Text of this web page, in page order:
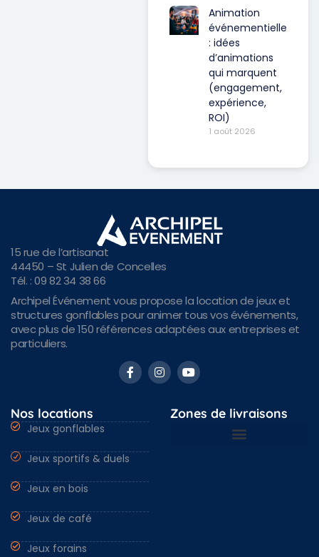
Animation
événementielle
: idées
d’animations
qui marquent
(engagement,
expérience,
ROI)
1 août 2026
15 rue de l’artisanat
44450 – St Julien de Concelles
Tél. : 09 82 34 38 66
Archipel Événement vous propose la location de jeux et
structures gonflables pour animer tous vos événements,
avec plus de 150 références adaptées aux entreprises et
particuliers.
Nos locations
Jeux gonflables
Jeux sportifs & duels
Jeux en bois
Jeux de café
Jeux forains
Zones de livraisons